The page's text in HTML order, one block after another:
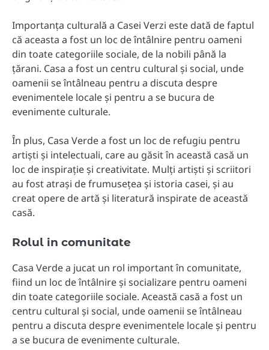
Importanța culturală a Casei Verzi este dată de faptul
că aceasta a fost un loc de întâlnire pentru oameni
din toate categoriile sociale, de la nobili până la
țărani. Casa a fost un centru cultural și social, unde
oamenii se întâlneau pentru a discuta despre
evenimentele locale și pentru a se bucura de
evenimente culturale.
În plus, Casa Verde a fost un loc de refugiu pentru
artiști și intelectuali, care au găsit în această casă un
loc de inspirație și creativitate. Mulți artiști și scriitori
au fost atrași de frumusețea și istoria casei, și au
creat opere de artă și literatură inspirate de această
casă.
Rolul in comunitate
Casa Verde a jucat un rol important în comunitate,
fiind un loc de întâlnire și socializare pentru oameni
din toate categoriile sociale. Această casă a fost un
centru cultural și social, unde oamenii se întâlneau
pentru a discuta despre evenimentele locale și pentru
a se bucura de evenimente culturale.